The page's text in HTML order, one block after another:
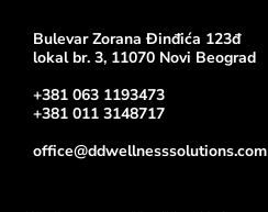
Bulevar Zorana Đinđića 123đ
lokal br. 3, 11070 Novi Beograd
+381 063 1193473
+381 011 3148717
office@ddwellnesssolutions.com